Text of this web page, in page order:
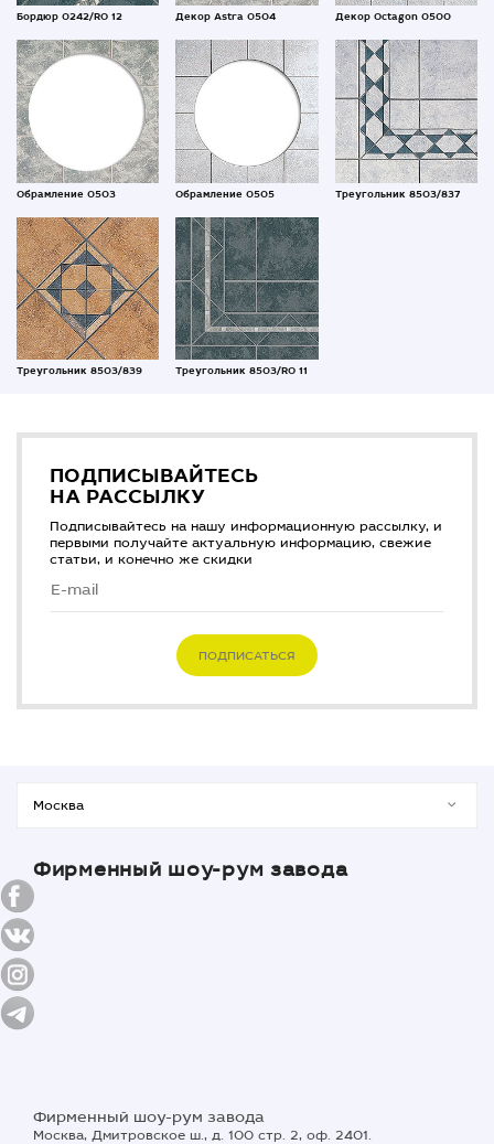
Бордюр 0242/RO 12 Декор Astra 0504 Декор Octagon 0500
Обрамление 0503 Обрамление 0505 Треугольник 8503/837
Треугольник 8503/839 Треугольник 8503/RO 11
ПОДПИСЫВАЙТЕСЬ
НА РАССЫЛКУ
Подписывайтесь на нашу информационную рассылку, и
первыми получайте актуальную информацию, свежие
статьи, и конечно же скидки
ПОДПИСАТЬСЯ
Фирменный шоу-рум завода
Фирменный шоу-рум завода
Москва, Дмитровское ш., д. 100 стр. 2, оф. 2401.